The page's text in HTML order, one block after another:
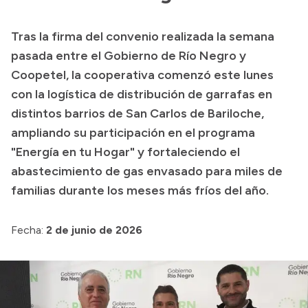
Presupuesto
Boletín Oficial
Compras y licitaciones
Consulta de expedientes
Consulta de pago a proveedores
Convocatorias
Tras la firma del convenio realizada la semana
pasada entre el Gobierno de Río Negro y
Coopetel, la cooperativa comenzó este lunes
con la logística de distribución de garrafas en
distintos barrios de San Carlos de Bariloche,
ampliando su participación en el programa
"Energía en tu Hogar" y fortaleciendo el
abastecimiento de gas envasado para miles de
familias durante los meses más fríos del año.
Fecha: 2 de junio de 2026